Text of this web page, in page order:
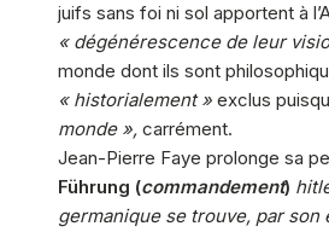
juifs sans foi ni sol apportent à
« dégénérescence de leur
monde dont ils sont
« historialement » exclus
monde », carrément.
Jean-Pierre Faye prolonge sa
Führung (commandement)
germanique se trouve, par son